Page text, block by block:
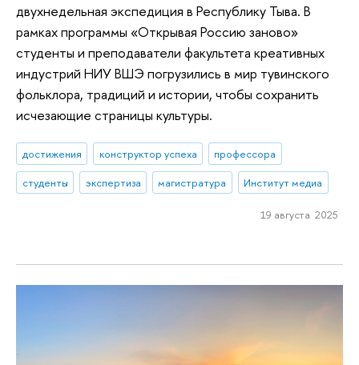
двухнедельная экспедиция в Республику Тыва. В
рамках программы «Открывая Россию заново»
студенты и преподаватели факультета креативных
индустрий НИУ ВШЭ погрузились в мир тувинского
фольклора, традиций и истории, чтобы сохранить
исчезающие страницы культуры.
достижения конструктор успеха
профессора
студенты
экспертиза магистратура Институт медиа
19 августа 2025